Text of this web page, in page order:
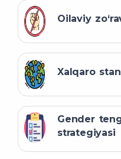
Oilaviy
Xalqaro
Gender
strategiyasi